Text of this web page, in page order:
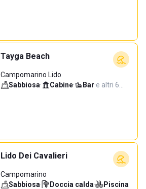
Tayga Beach
Campomarino Lido
Sabbiosa· Cabine· Bar·e altri 6…
Lido Dei Cavalieri
Campomarino
Sabbiosa· Doccia calda·
Piscina